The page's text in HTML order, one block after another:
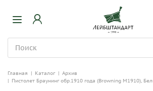
Главная | Каталог | Архив
| Пистолет Браунинг обр.1910 года (Browning M1910),